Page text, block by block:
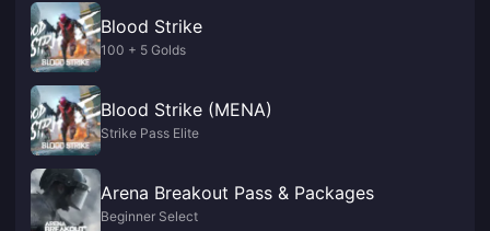
Blood Strike
100 + 5 Golds
Blood Strike (MENA)
Strike Pass Elite
Arena Breakout Pass & Packages
Beginner Select